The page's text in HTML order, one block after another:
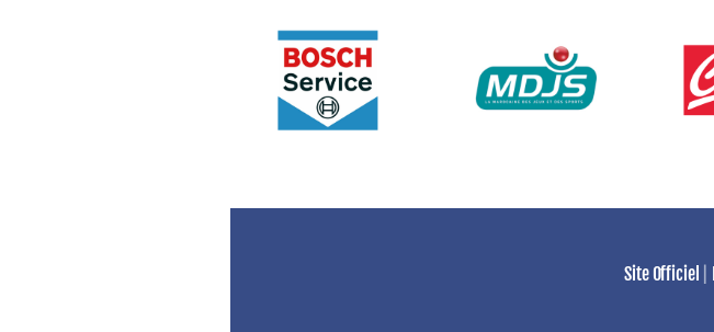
Site Officiel